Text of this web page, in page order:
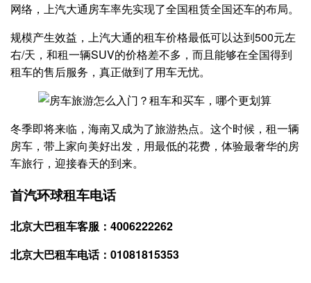
网络，上汽大通房车率先实现了全国租赁全国还车的布局。
规模产生效益，上汽大通的租车价格最低可以达到500元左
右/天，和租一辆SUV的价格差不多，而且能够在全国得到
租车的售后服务，真正做到了用车无忧。
冬季即将来临，海南又成为了旅游热点。这个时候，租一辆
房车，带上家向美好出发，用最低的花费，体验最奢华的房
车旅行，迎接春天的到来。
首汽环球租车电话
北京大巴租车客服：4006222262
北京大巴租车电话：01081815353